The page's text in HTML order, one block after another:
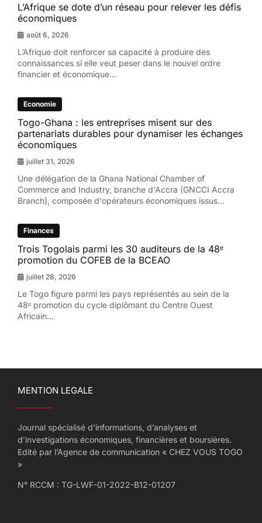
L’Afrique se dote d’un réseau pour relever les défis
économiques
août 6, 2026
L’Afrique doit renforcer sa capacité à produire des
connaissances si elle veut peser dans le nouvel ordre
financier et économique...
Economie
Togo-Ghana : les entreprises misent sur des
partenariats durables pour dynamiser les échanges
économiques
juillet 31, 2026
Une délégation de la Ghana National Chamber of
Commerce and Industry, branche d'Accra (GNCCI Accra
Branch), composée d'opérateurs économiques issus...
Finances
Trois Togolais parmi les 30 auditeurs de la 48ᵉ
promotion du COFEB de la BCEAO
juillet 28, 2026
Le Togo figure parmi les pays représentés au sein de la
48ᵉ promotion du cycle diplômant du Centre Ouest
Africain...
MENTION LEGALE
Journal spécialisé d’informations, d’analyses et
d’investigations économiques, financières et boursières.
Edité par l’Agence de communication « CHEZ VOUS TOGO
»
N° RCCM : TG-LWF-01-2022-B12-01207